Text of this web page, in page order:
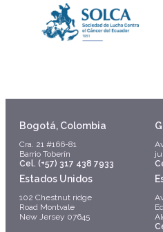
Bogotá, Colombia
Cra. 21 #166-81
Barrio Toberín
Cel. (+57) 317 438 7933
Estados Unidos
102 Chestnut ridge
Road Montvale
New Jersey 07645